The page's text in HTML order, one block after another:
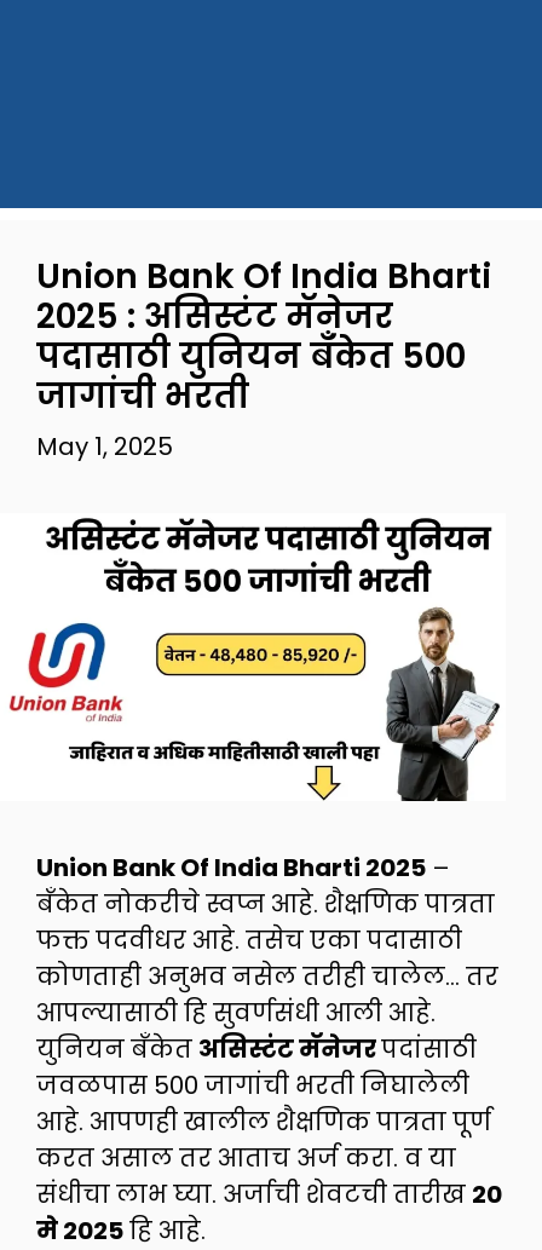
Union Bank Of India Bharti
2025 : असिस्टंट मॅनेजर
पदासाठी युनियन बँकेत 500
जागांची भरती
May 1, 2025
Union Bank Of India Bharti 2025 –
बँकेत नोकरीचे स्वप्न आहे. शैक्षणिक पात्रता
फक्त पदवीधर आहे. तसेच एका पदासाठी
कोणताही अनुभव नसेल तरीही चालेल… तर
आपल्यासाठी हि सुवर्णसंधी आली आहे.
युनियन बँकेत असिस्टंट मॅनेजरपदांसाठी
जवळपास 500 जागांची भरती निघालेली
आहे. आपणही खालील शैक्षणिक पात्रता पूर्ण
करत असाल तर आताच अर्ज करा. व या
संधीचा लाभ घ्या. अर्जाची शेवटची तारीख 20
मे 2025हि आहे.